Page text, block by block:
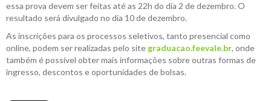
essa prova devem ser feitas até as 22h do dia 2 de dezembro. O
resultado será divulgado no dia 10 de dezembro.
As inscrições para os processos seletivos, tanto presencial como
online, podem ser realizadas pelo site graduacao.feevale.br, onde
também é possível obter mais informações sobre outras formas de
ingresso, descontos e oportunidades de bolsas.